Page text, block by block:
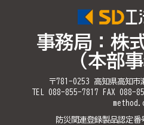
事務局：株
（本部
〒781-0253 高知県高知市
TEL 088-855-7817 FAX 088-
防災関連登録製品認定